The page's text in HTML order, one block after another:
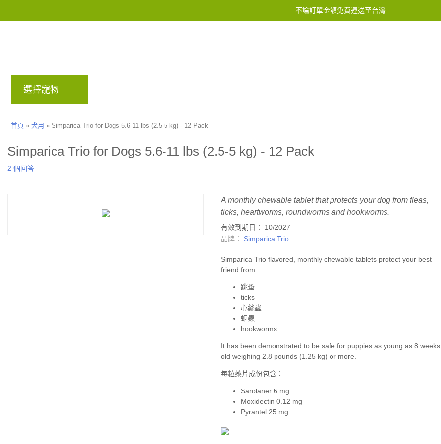
不論訂單金額免費運送至台灣
選擇寵物
首頁 » 犬用 » Simparica Trio for Dogs 5.6-11 lbs (2.5-5 kg) - 12 Pack
Simparica Trio for Dogs 5.6-11 lbs (2.5-5 kg) - 12 Pack
2 個回答
A monthly chewable tablet that protects your dog from fleas,
ticks, heartworms, roundworms and hookworms.
有效到期日： 10/2027
品牌：
Simparica Trio
Simparica Trio flavored, monthly chewable tablets protect your best
friend from
跳蚤
ticks
心絲蟲
蛔蟲
hookworms.
It has been demonstrated to be safe for puppies as young as 8 weeks
old weighing 2.8 pounds (1.25 kg) or more.
每粒藥片成份包含：
Sarolaner 6 mg
Moxidectin 0.12 mg
Pyrantel 25 mg